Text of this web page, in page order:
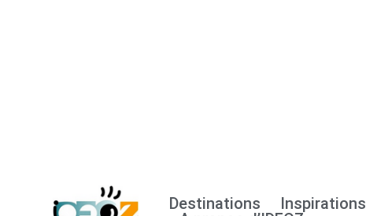
Destinations Inspirations